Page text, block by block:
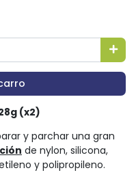
(x2)
y parchar una gran
de nylon, silicona,
y polipropileno.